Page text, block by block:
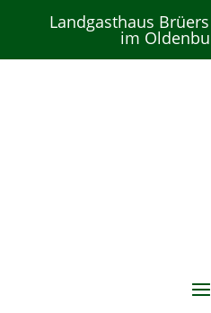
Landgasthaus
im